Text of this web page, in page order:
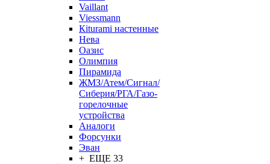
Vaillant
Viessmann
Кiturami настенные
Нева
Оазис
Олимпия
Пирамида
ЖМЗ/Атем/Сигнал/
Сиберия/РГА/Газо-
горелочные
устройства
Aналоги
Форсунки
Эван
+ ЕЩЕ 33